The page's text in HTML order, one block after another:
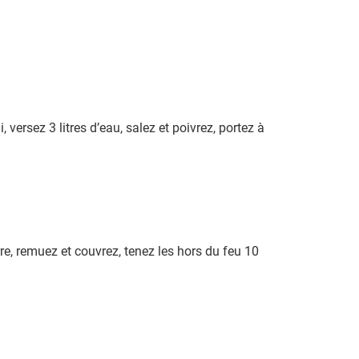
3 litres d’eau, salez et poivrez, portez à
remuez et couvrez, tenez les hors du feu 10